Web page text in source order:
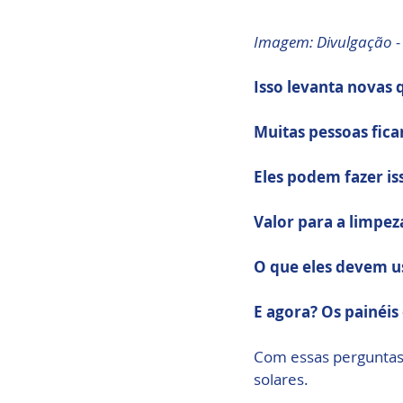
Imagem: Divulgação
Isso levanta novas
Muitas pessoas
Eles podem fazer
Valor para a
O que eles devem
E agora? Os
Com essas
solares.